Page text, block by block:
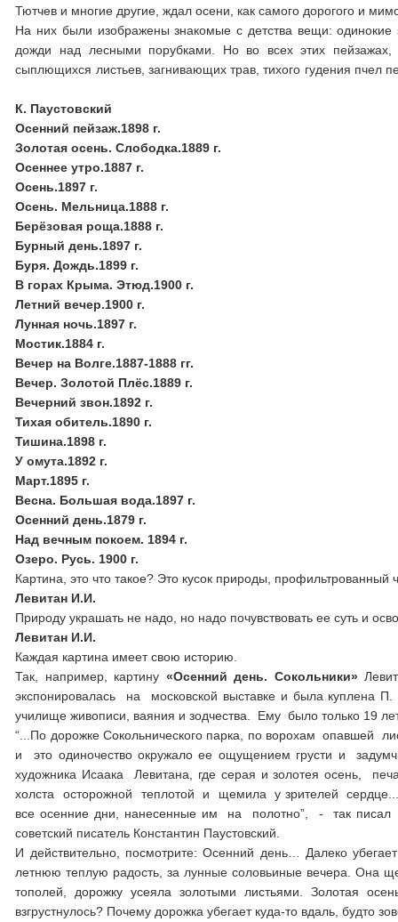
Тютчев и многие другие, ждал осени, как самого дорогого и
На них были изображены знакомые с детства вещи:
дожди над лесными порубками. Но во всех этих
сыплющихся листьев, загнивающих трав, тихого гудения
К. Паустовский
Осенний пейзаж.1898 г.
Золотая осень. Слободка.1889 г.
Осеннее утро.1887 г.
Осень.1897 г.
Осень. Мельница.1888 г.
Берёзовая роща.1888 г.
Бурный день.1897 г.
Буря. Дождь.1899 г.
В горах Крыма. Этюд.1900 г.
Летний вечер.1900 г.
Лунная ночь.1897 г.
Мостик.1884 г.
Вечер на Волге.1887-1888 гг.
Вечер. Золотой Плёс.1889 г.
Вечерний звон.1892 г.
Тихая обитель.1890 г.
Тишина.1898 г.
У омута.1892 г.
Март.1895 г.
Весна. Большая вода.1897 г.
Осенний день.1879 г.
Над вечным покоем. 1894 г.
Озеро. Русь. 1900 г.
Картина, это что такое? Это кусок природы, профильтрованный
Левитан И.И.
Природу украшать не надо, но надо почувствовать ее суть и
Левитан И.И.
Каждая картина имеет свою историю.
Так, например, картину «Осенний день. Сокольники»
экспонировалась на московской выставке и была
училище живописи, ваяния и зодчества. Ему было только 19
“...По дорожке Сокольнического парка, по ворохам
и это одиночество окружало ее ощущением грусти и
художника Исаака Левитана, где серая и золотея осень,
холста осторожной теплотой и щемила у зрителей
все осенние дни, нанесенные им на полотно”, - так писал
советский писатель Константин Паустовский.
И действительно, посмотрите: Осенний день… Далеко
летнюю теплую радость, за лунные соловьиные вечера. Она
тополей, дорожку усеяла золотыми листьями. Золотая
взгрустнулось? Почему дорожка убегает куда-то вдаль, будто